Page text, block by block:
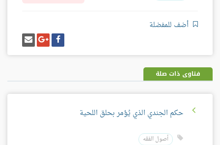
أضف للمفضلة
شارك
على
فيسبوك
شارك
على
غوغل
بلس
إرسل
إيميل
فتاوى ذات صلة
حكم الجندي الذي يُؤمر بحلق اللحية
أصول الفقه